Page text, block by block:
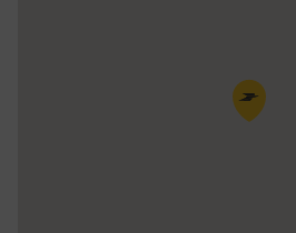
Pin de la